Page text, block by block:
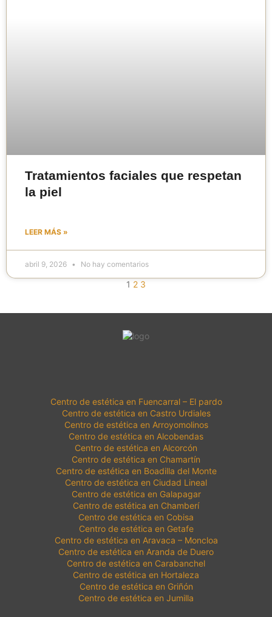
Tratamientos faciales que respetan
la piel
LEER MÁS »
abril 9, 2026 No hay comentarios
1 2 3
Centro de estética en Fuencarral – El pardo
Centro de estética en Castro Urdiales
Centro de estética en Arroyomolinos
Centro de estética en Alcobendas
Centro de estética en Alcorcón
Centro de estética en Chamartín
Centro de estética en Boadilla del Monte
Centro de estética en Ciudad Lineal
Centro de estética en Galapagar
Centro de estética en Chamberí
Centro de estética en Cobisa
Centro de estética en Getafe
Centro de estética en Aravaca – Moncloa
Centro de estética en Aranda de Duero
Centro de estética en Carabanchel
Centro de estética en Hortaleza
Centro de estética en Griñón
Centro de estética en Jumilla